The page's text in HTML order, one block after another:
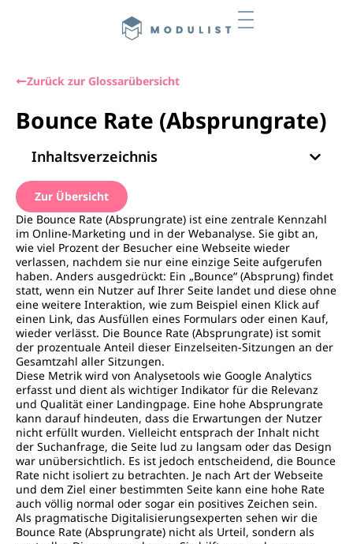
Zurück zur Glossarübersicht
Bounce Rate (Absprungrate)
Inhaltsverzeichnis
Zur Übersicht
Die Bounce Rate (Absprungrate) ist eine zentrale Kennzahl
im Online-Marketing und in der Webanalyse. Sie gibt an,
wie viel Prozent der Besucher eine Webseite wieder
verlassen, nachdem sie nur eine einzige Seite aufgerufen
haben. Anders ausgedrückt: Ein „Bounce“ (Absprung) findet
statt, wenn ein Nutzer auf Ihrer Seite landet und diese ohne
eine weitere Interaktion, wie zum Beispiel einen Klick auf
einen Link, das Ausfüllen eines Formulars oder einen Kauf,
wieder verlässt. Die Bounce Rate (Absprungrate) ist somit
der prozentuale Anteil dieser Einzelseiten-Sitzungen an der
Gesamtzahl aller Sitzungen.
Diese Metrik wird von Analysetools wie Google Analytics
erfasst und dient als wichtiger Indikator für die Relevanz
und Qualität einer Landingpage. Eine hohe Absprungrate
kann darauf hindeuten, dass die Erwartungen der Nutzer
nicht erfüllt wurden. Vielleicht entsprach der Inhalt nicht
der Suchanfrage, die Seite lud zu langsam oder das Design
war unübersichtlich. Es ist jedoch entscheidend, die Bounce
Rate nicht isoliert zu betrachten. Je nach Art der Webseite
und dem Ziel einer bestimmten Seite kann eine hohe Rate
auch völlig normal oder sogar ein positives Zeichen sein.
Als pragmatische Digitalisierungsexperten sehen wir die
Bounce Rate (Absprungrate) nicht als Urteil, sondern als